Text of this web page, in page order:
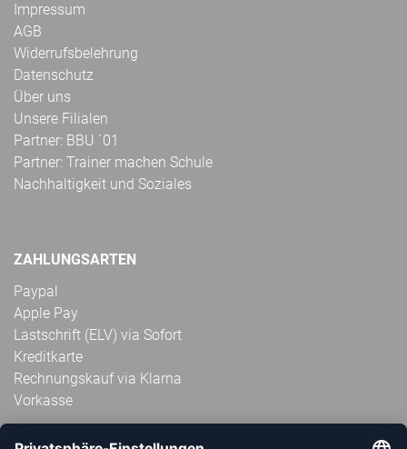
Impressum
AGB
Widerrufsbelehrung
Datenschutz
Über uns
Unsere Filialen
Partner: BBU ´01
Partner: Trainer machen Schule
Nachhaltigkeit und Soziales
ZAHLUNGSARTEN
Paypal
Apple Pay
Lastschrift (ELV) via Sofort
Kreditkarte
Rechnungskauf via Klarna
Vorkasse